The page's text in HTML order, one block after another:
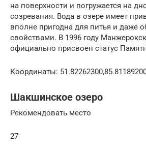
на поверхности и погружается на
созревания. Вода в озере имеет
вполне пригодна для питья и даже
свойствами. В 1996 году
официально присвоен статус
Координаты:
Шакшинское озеро
Рекомендовать место
27